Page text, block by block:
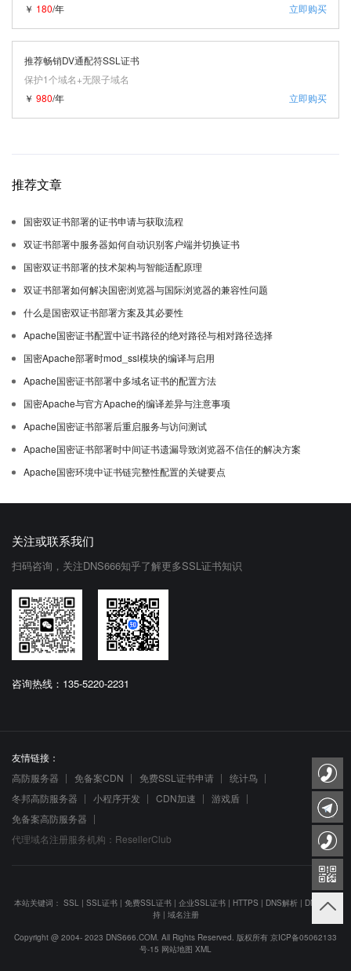
立即购买
￥ 180/年
推荐畅销DV通配符SSL证书
保护1个域名+无限子域名
立即购买
￥ 980/年
推荐文章
国密双证书部署的证书申请与获取流程
双证书部署中服务器如何自动识别客户端并切换证书
国密双证书部署的技术架构与智能适配原理
双证书部署如何解决国密浏览器与国际浏览器的兼容性问题
什么是国密双证书部署方案及其必要性
Apache国密证书配置中证书路径的绝对路径与相对路径选择
国密Apache部署时mod_ssl模块的编译与启用
Apache国密证书部署中多域名证书的配置方法
国密Apache与官方Apache的编译差异与注意事项
Apache国密证书部署后重启服务与访问测试
Apache国密证书部署时中间证书遗漏导致浏览器不信任的解决方案
Apache国密环境中证书链完整性配置的关键要点
关注或联系我们
扫码咨询，关注DNS666知乎了解更多SSL证书知识
咨询热线：135-5220-2231
友情链接：
高防服务器
免备案CDN 免费SSL证书申请
统计鸟
冬邦高防服务器
小程序开发 CDN加速
游戏盾
免备案高防服务器
代理域名注册服务机构：ResellerClub
本站关键词： SSL | SSL证书 | 免费SSL证书 | 企业SSL证书 | HTTPS | DNS解析 | DNS防劫
持| 域名注册
Copyright @ 2004- 2023 DNS666.COM. All Rights Reserved. 版权所有 京ICP备05062133
号-15 网站地图 XML